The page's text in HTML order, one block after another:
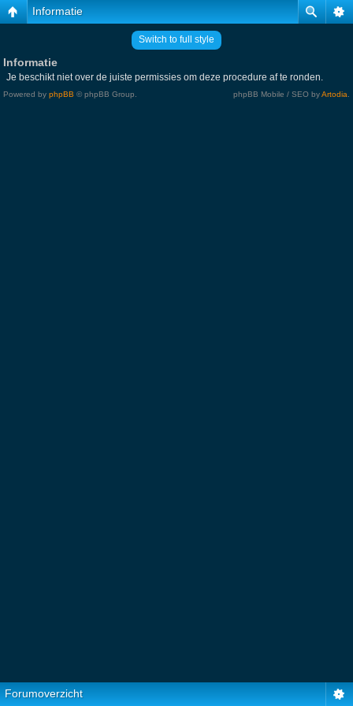
Informatie
Switch to full style
Informatie
Je beschikt niet over de juiste permissies om deze procedure af te ronden.
Powered by phpBB © phpBB Group. phpBB Mobile / SEO byArtodia
Forumoverzicht